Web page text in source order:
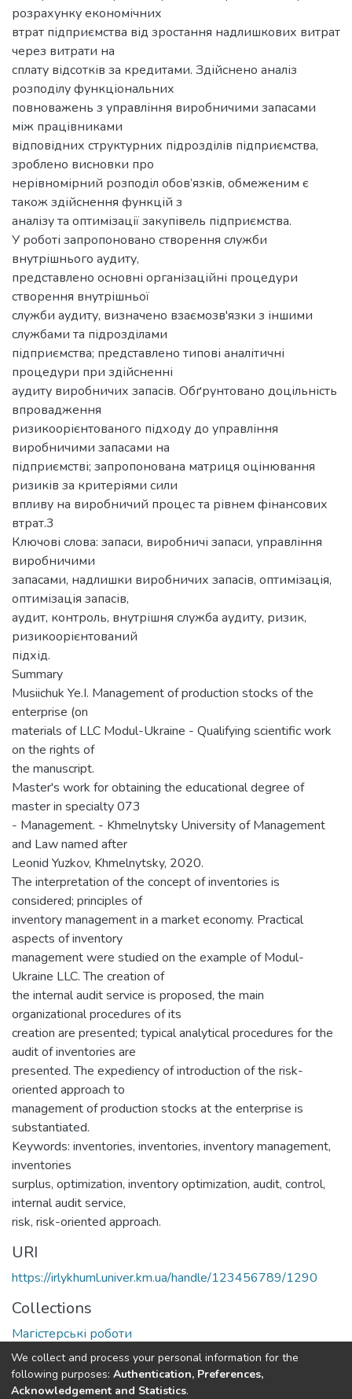
розрахунку економічних
втрат підприємства від зростання надлишкових витрат
через витрати на
сплату відсотків за кредитами. Здійснено аналіз
розподілу функціональних
повноважень з управління виробничими запасами
між працівниками
відповідних структурних підрозділів підприємства,
зроблено висновки про
нерівномірний розподіл обов’язків, обмеженим є
також здійснення функцій з
аналізу та оптимізації закупівель підприємства.
У роботі запропоновано створення служби
внутрішнього аудиту,
представлено основні організаційні процедури
створення внутрішньої
служби аудиту, визначено взаємозв'язки з іншими
службами та підрозділами
підприємства; представлено типові аналітичні
процедури при здійсненні
аудиту виробничих запасів. Обґрунтовано доцільність
впровадження
ризикоорієнтованого підходу до управління
виробничими запасами на
підприємстві; запропонована матриця оцінювання
ризиків за критеріями сили
впливу на виробничий процес та рівнем фінансових
втрат.3
Ключові слова: запаси, виробничі запаси, управління
виробничими
запасами, надлишки виробничих запасів, оптимізація,
оптимізація запасів,
аудит, контроль, внутрішня служба аудиту, ризик,
ризикоорієнтований
підхід.
Summary
Musiichuk Ye.I. Management of production stocks of the
enterprise (on
materials of LLC Modul-Ukraine - Qualifying scientific work
on the rights of
the manuscript.
Master's work for obtaining the educational degree of
master in specialty 073
- Management. - Khmelnytsky University of Management
and Law named after
Leonid Yuzkov, Khmelnytsky, 2020.
The interpretation of the concept of inventories is
considered; principles of
inventory management in a market economy. Practical
aspects of inventory
management were studied on the example of Modul-
Ukraine LLC. The creation of
the internal audit service is proposed, the main
organizational procedures of its
creation are presented; typical analytical procedures for the
audit of inventories are
presented. The expediency of introduction of the risk-
oriented approach to
management of production stocks at the enterprise is
substantiated.
Keywords: inventories, inventories, inventory management,
inventories
surplus, optimization, inventory optimization, audit, control,
internal audit service,
risk, risk-oriented approach.
URI
https://irlykhuml.univer.km.ua/handle/123456789/1290
Collections
Магістерські роботи
Full item page
We collect and process your personal information for the
following purposes: Authentication, Preferences,
Acknowledgement and Statistics.